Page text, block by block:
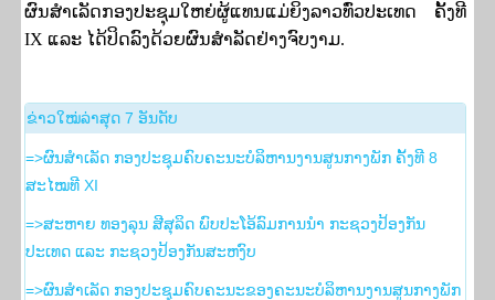
ຜົນສໍາເລັດກອງປະຊຸມໃຫຍ່ຜູ້ແທນແມ່ຍິງລາວທົ່ວປະເທດ ຄັ້ງທີ
IX ແລະ ໄດ້ປິດລົງດ້ວຍຜົນສໍາລັດຢ່າງຈົບງາມ.
​ຂ່າວ​ໃໝ່​ລ່າ​ສຸດ 7 ອັນ​ດັບ
=>ຜົນສໍາເລັດ ກອງປະຊຸມຄົບຄະນະບໍລິຫານງານສູນກາງພັກ ຄັ້ງທີ 8
ສະໄໝທີ XI
=>ສະຫາຍ ທອງລຸນ ສີສຸລິດ ພົບປະໂອ້ລົມການນຳ ກະຊວງປ້ອງກັນ
ປະເທດ ແລະ ກະຊວງປ້ອງກັນສະຫງົບ
=>ຜົນສຳເລັດ ກອງປະຊຸມຄົບຄະນະຂອງຄະນະບໍລິຫານງານສູນກາງພັກ